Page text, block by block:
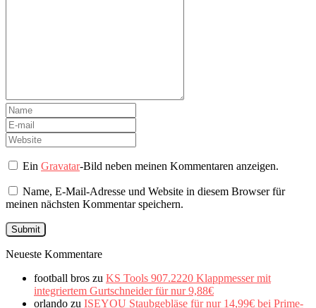
EinGravatar-Bild neben meinen Kommentaren anzeigen.
Name, E-Mail-Adresse und Website in diesem Browser für
meinen nächsten Kommentar speichern.
Neueste Kommentare
football bros zu KS Tools 907.2220 Klappmesser mit
integriertem Gurtschneider für nur 9,88€
orlando zu ISEYOU Staubgebläse für nur 14,99€ bei Prime-